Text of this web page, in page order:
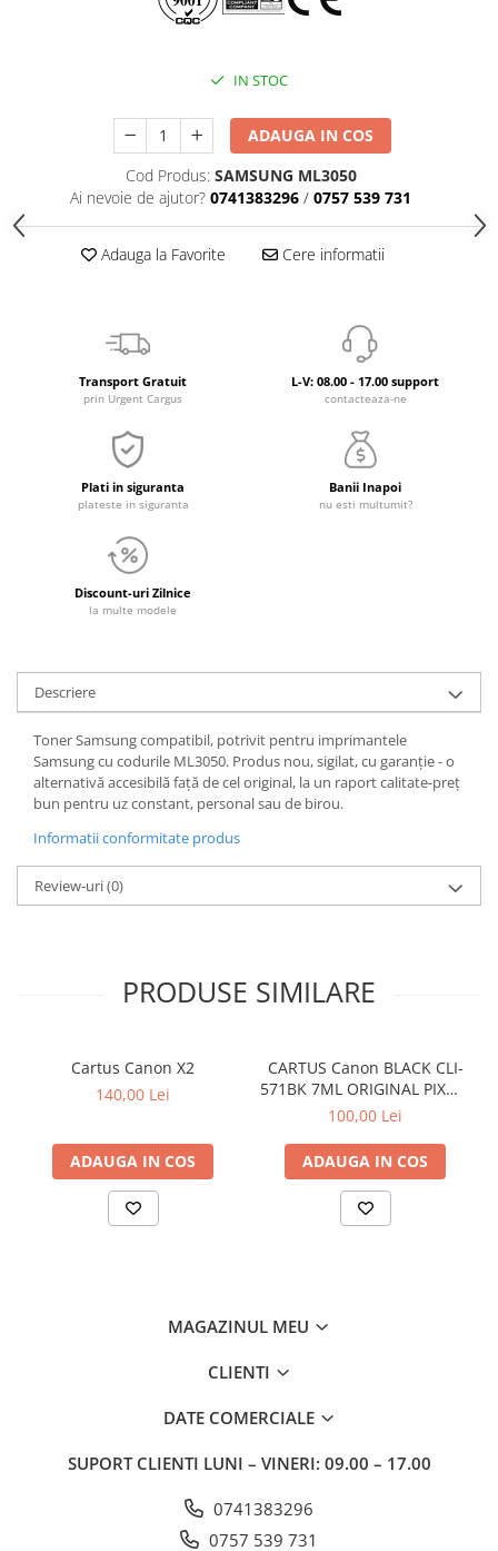
IN STOC
ADAUGA IN COS
Cod Produs: SAMSUNG ML3050
Ai nevoie de ajutor? 0741383296 / 0757 539 731
Adauga la Favorite Cere informatii
Transport Gratuit
prin Urgent Cargus
L-V: 08.00 - 17.00 support
contacteaza-ne
Plati in siguranta
plateste in siguranta
Banii Inapoi
nu esti multumit?
Discount-uri Zilnice
la multe modele
Descriere
Toner Samsung compatibil, potrivit pentru imprimantele
Samsung cu codurile ML3050. Produs nou, sigilat, cu garanție - o
alternativă accesibilă față de cel original, la un raport calitate-preț
bun pentru uz constant, personal sau de birou.
Informatii conformitate produs
Review-uri(0)
PRODUSE SIMILARE
Cartus Canon X2
140,00 Lei
ADAUGA IN COS
CARTUS Canon BLACK CLI-
571BK 7ML ORIGINAL PIXMA
MG6850
100,00 Lei
ADAUGA IN COS
MAGAZINUL MEU
CLIENTI
DATE COMERCIALE
SUPORT CLIENTI LUNI – VINERI: 09.00 – 17.00
0741383296
0757 539 731